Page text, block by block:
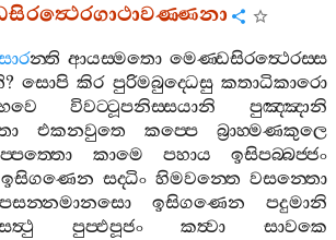
න‍්ති ආයස‍්මතො මෙණ‍්ඩසිරත්‍ථෙරස‍්ස
?සොපි කිර පුරිමබුද‍්ධෙසු කතාධිකාරො
විවට‍්ටූපනිස‍්සයානි
පුඤ‍්ඤානි
එකනවුතෙ කප‍්පෙ
බ්‍රාහ‍්මණකුලෙ
කාමෙ පහාය
ඉසිපබ‍්බජ‍්ජං
ඉසිගණෙන සද‍්ධිං හිමවන‍්තෙ වසන‍්තො
පසන‍්නමානසො ඉසිගණෙන
පදුමානි
පුප‍්ඵපූජං කත්‍වා
සාවකෙ